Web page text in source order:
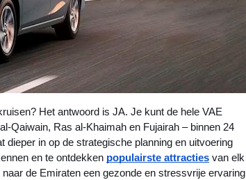
Het antwoord is JA. Je kunt de hele VAE
Qaiwain, Ras al-Khaimah en Fujairah – binnen 24
dieper in op de strategische planning en uitvoering
en te ontdekken populairste attracties van elk
de Emiraten een gezonde en stressvrije ervaring